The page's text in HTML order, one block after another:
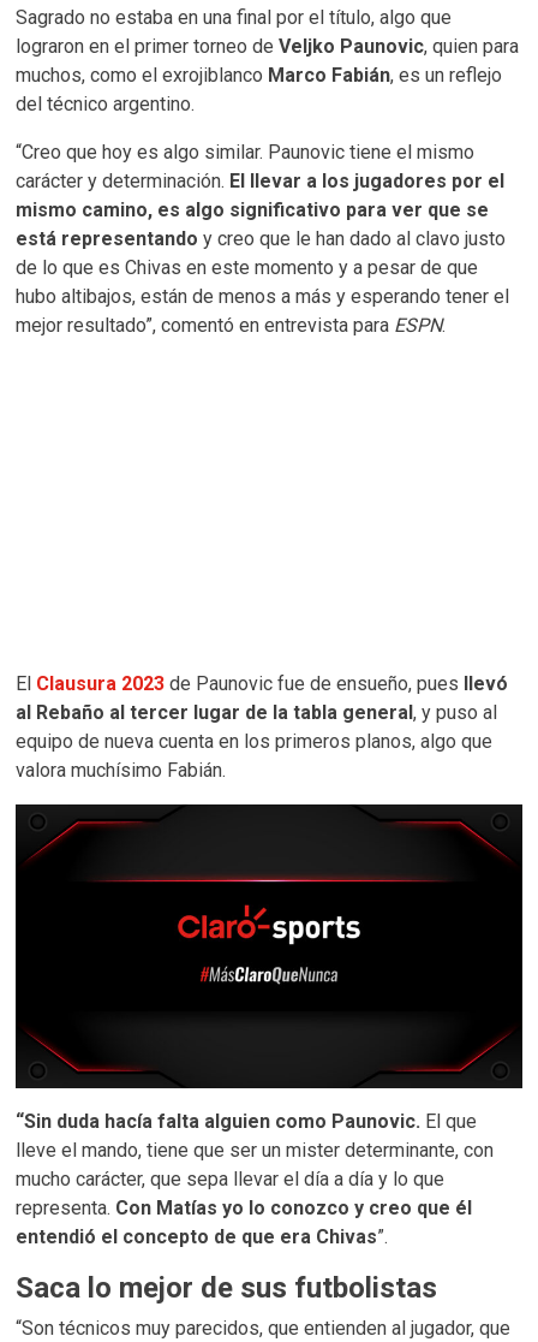
Sagrado no estaba en una final por el título, algo que
lograron en el primer torneo deVeljko Paunovic, quien para
muchos, como el exrojiblanco Marco Fabián, es un reflejo
del técnico argentino.
“Creo que hoy es algo similar. Paunovic tiene el mismo
carácter y determinación. El llevar a los jugadores por el
mismo camino, es algo significativo para ver que se
está representando y creo que le han dado al clavo justo
de lo que es Chivas en este momento y a pesar de que
hubo altibajos, están de menos a más y esperando tener el
mejor resultado”, comentó en entrevista para ESPN.
El Clausura 2023 de Paunovic fue de ensueño, pues llevó
al Rebaño al tercer lugar de la tabla general, y puso al
equipo de nueva cuenta en los primeros planos, algo que
valora muchísimo Fabián.
“Sin duda hacía falta alguien como Paunovic. El que
lleve el mando, tiene que ser un mister determinante, con
mucho carácter, que sepa llevar el día a día y lo que
representa. Con Matías yo lo conozco y creo que él
entendió el concepto de que era Chivas”.
Saca lo mejor de sus futbolistas
“Son técnicos muy parecidos, que entienden al jugador, que